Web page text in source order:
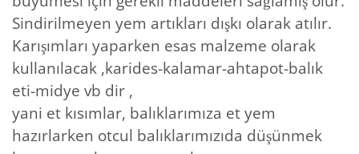
Sindirilmeyen yem artıkları dışkı olarak atılır.
Karışımları yaparken esas malzeme olarak
kullanılacak ,karides-kalamar-ahtapot-balık
eti-midye vb dir ,
yani et kısımlar, balıklarımıza et yem
hazırlarken otcul balıklarımızıda düşünmek